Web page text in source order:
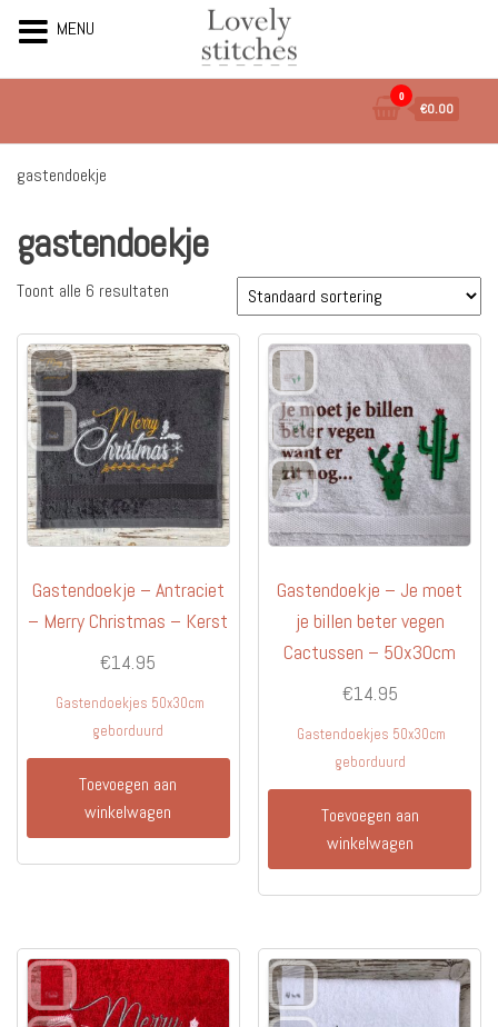
de
inhoud
0
€0.00
gastendoekje
gastendoekje
Toont alle 6 resultaten
Gastendoekje – Antraciet
– Merry Christmas – Kerst
€14.95
Gastendoekjes 50x30cm
geborduurd
Toevoegen aan
winkelwagen
Gastendoekje – Je moet
je billen beter vegen
Cactussen – 50x30cm
€14.95
Gastendoekjes 50x30cm
geborduurd
Toevoegen aan
winkelwagen
MENU